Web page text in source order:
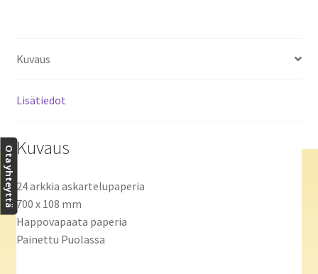
Kuvaus
Lisätiedot
Kuvaus
24 arkkia askartelupaperia
700 x 108 mm
Happovapaata paperia
Painettu Puolassa
Ota yhteyttä